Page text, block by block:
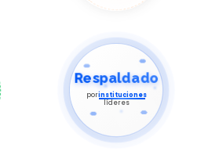
Respaldado
porinstituciones
líderes